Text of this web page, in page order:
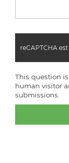
reCAPTCHA
This question
human visitor
submissions.